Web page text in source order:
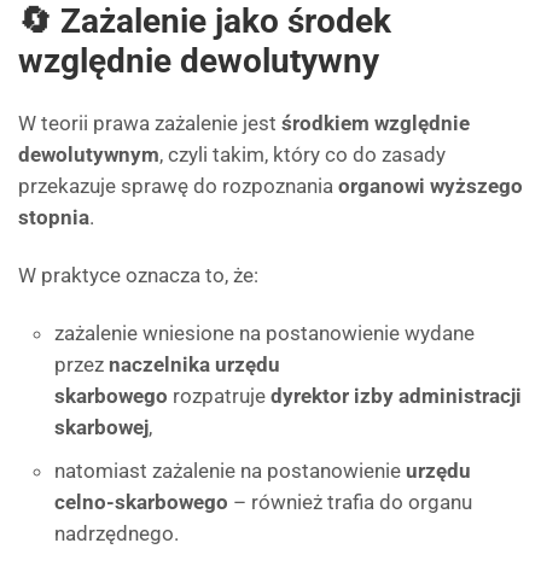
🔄 Zażalenie jako środek
względnie dewolutywny
W teorii prawa zażalenie jest środkiem względnie
dewolutywnym, czyli takim, który co do zasady
przekazuje sprawę do rozpoznania organowi wyższego
stopnia.
W praktyce oznacza to, że:
zażalenie wniesione na postanowienie wydane
przez naczelnika urzędu
skarbowego rozpatruje dyrektor izby administracji
skarbowej,
natomiast zażalenie na postanowienie urzędu
celno-skarbowego – również trafia do organu
nadrzędnego.